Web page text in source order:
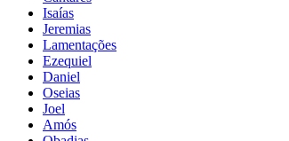
Isaías
Jeremias
Lamentações
Ezequiel
Daniel
Oseias
Joel
Amós